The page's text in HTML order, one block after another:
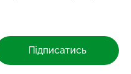
Підписатись